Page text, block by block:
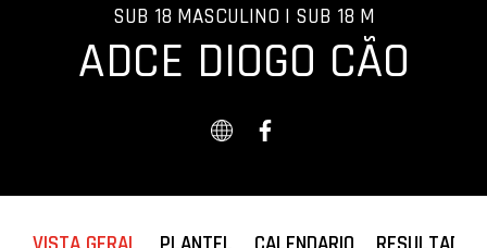
ASSOCIAÇÕES
CLUBES
MINIBASQUETE
ÁREA TÉCNICA
SUB 18 MASCULINO | SUB 18 M
ADCE DIOGO CÃO